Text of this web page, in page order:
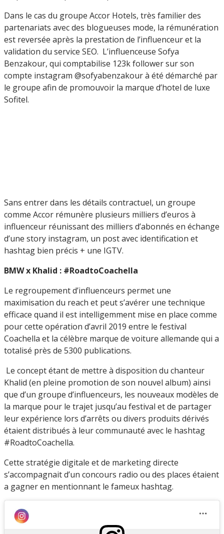
Dans le cas du groupe Accor Hotels, très familier des
partenariats avec des blogueuses mode, la rémunération
est reversée après la prestation de l’influenceur et la
validation du service SEO. L’influenceuse Sofya
Benzakour, qui comptabilise 123k follower sur son
compte instagram @sofyabenzakour à été démarché par
le groupe afin de promouvoir la marque d’hotel de luxe
Sofitel.
Sans entrer dans les détails contractuel, un groupe
comme Accor rémunère plusieurs milliers d’euros à
influenceur réunissant des milliers d’abonnés en échange
d’une story instagram, un post avec identification et
hashtag bien précis + une IGTV.
BMW x Khalid : #RoadtoCoachella
Le regroupement d’influenceurs permet une
maximisation du reach et peut s’avérer une technique
efficace quand il est intelligemment mise en place comme
pour cette opération d’avril 2019 entre le festival
Coachella et la célèbre marque de voiture allemande qui a
totalisé près de 5300 publications.
Le concept étant de mettre à disposition du chanteur
Khalid (en pleine promotion de son nouvel album) ainsi
que d’un groupe d’influenceurs, les nouveaux modèles de
la marque pour le trajet jusqu’au festival et de partager
leur expérience lors d’arrêts ou divers produits dérivés
étaient distribués à leur communauté avec le hashtag
#RoadtoCoachella.
Cette stratégie digitale et de marketing directe
s’accompagnait d’un concours radio ou des places étaient
a gagner en mentionnant le fameux hashtag.